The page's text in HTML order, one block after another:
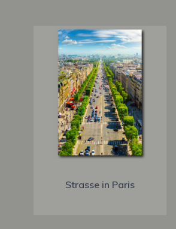
Strasse in Paris